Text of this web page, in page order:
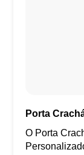
Porta
O Porta